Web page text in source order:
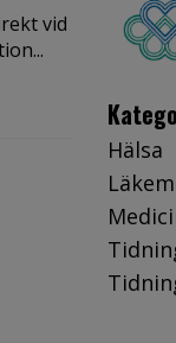
vid
Hälsa